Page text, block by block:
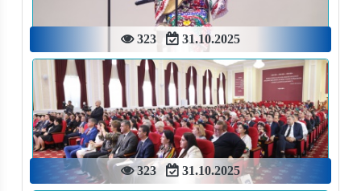
323 31.10.2025
323 31.10.2025